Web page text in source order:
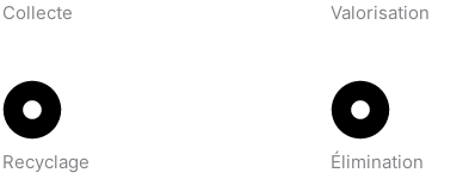
Collecte Valorisation
Recyclage Élimination